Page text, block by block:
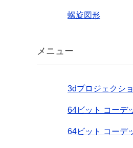
螺旋図形
メニュー
3dプロジェクシ
64ビット コーデ
64ビット コーデ